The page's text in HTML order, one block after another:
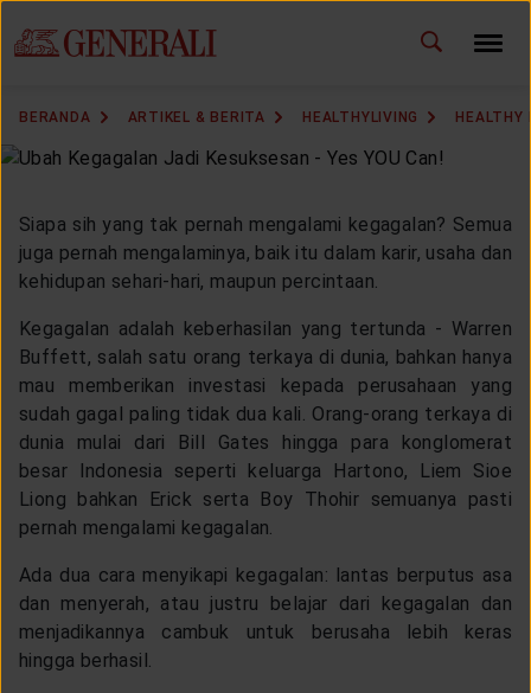
BERANDA ARTIKEL & BERITA HEALTHYLIVING HEALTHY
Siapa sih yang tak pernah mengalami kegagalan? Semua
juga pernah mengalaminya, baik itu dalam karir, usaha dan
kehidupan sehari-hari, maupun percintaan.
Kegagalan adalah keberhasilan yang tertunda - Warren
Buffett, salah satu orang terkaya di dunia, bahkan hanya
mau memberikan investasi kepada perusahaan yang
sudah gagal paling tidak dua kali. Orang-orang terkaya di
dunia mulai dari Bill Gates hingga para konglomerat
besar Indonesia seperti keluarga Hartono, Liem Sioe
Liong bahkan Erick serta Boy Thohir semuanya pasti
pernah mengalami kegagalan.
Ada dua cara menyikapi kegagalan: lantas berputus asa
dan menyerah, atau justru belajar dari kegagalan dan
menjadikannya cambuk untuk berusaha lebih keras
hingga berhasil.
GANTI BAHASA ID EN
KANTOR PEMASARAN
TEMUKAN AGEN
SOLUSI KAMI
LAYANAN NASABAH
ARTIKEL DAN BERITA